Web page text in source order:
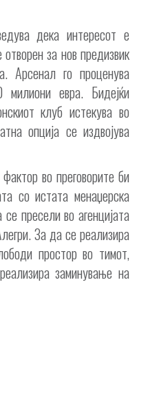
дека интересот е
за нов предизвик
Арсенал го проценува
евра. Бидејќи
клуб истекува во
опција се издвојува
во преговорите би
со истата менаџерска
пресели во агенцијата
За да се реализира
простор во тимот,
заминување на